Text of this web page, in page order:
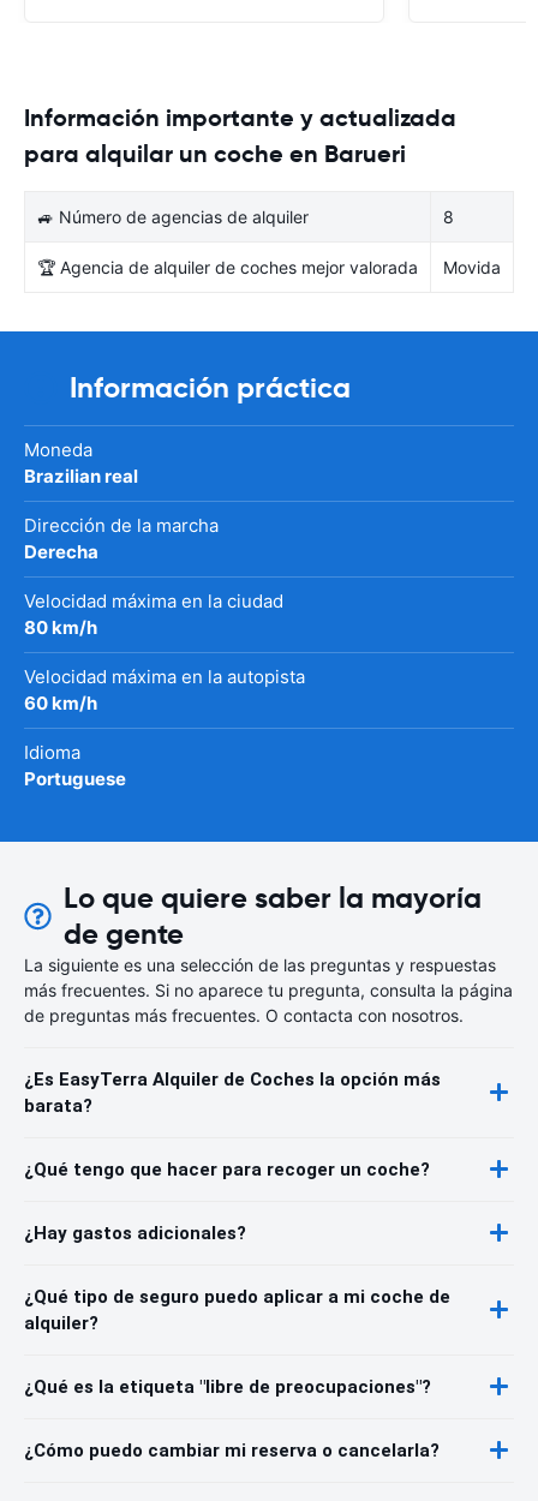
Información importante y actualizada
para alquilar un coche en Barueri
🚙 Número de agencias de alquiler 8
🏆 Agencia de alquiler de coches mejor valorada Movida
Información práctica
Moneda
Brazilian real
Dirección de la marcha
Derecha
Velocidad máxima en la ciudad
80 km/h
Velocidad máxima en la autopista
60 km/h
Idioma
Portuguese
Lo que quiere saber la mayoría
de gente
La siguiente es una selección de las preguntas y respuestas
más frecuentes. Si no aparece tu pregunta, consulta la página
de preguntas más frecuentes. O contacta con nosotros.
¿Es EasyTerra Alquiler de Coches la opción más
barata?
¿Qué tengo que hacer para recoger un coche?
¿Hay gastos adicionales?
¿Qué tipo de seguro puedo aplicar a mi coche de
alquiler?
¿Qué es la etiqueta "libre de preocupaciones"?
¿Cómo puedo cambiar mi reserva o cancelarla?